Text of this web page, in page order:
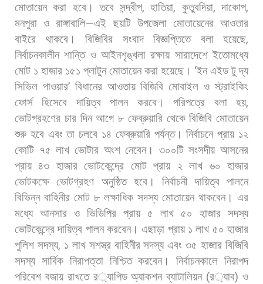
মোতায়েন করা হবে। তবে সন্দ্বীপ,হাতিয়া, কুতুবদিয়া,দাকোপ,
মনপুরা ও রাঙ্গাবালি—এই ছয়টি উপজেলা মোতায়েনের আওতার
বাইরে
থাকবে। বিজিবির সংবাদ বিজ্ঞপ্তিতে বলা হয়েছে,
নির্বাচনকালীন শান্তি ও আইনশৃঙ্খলা রক্ষায় সারাদেশে ইতোমধ্যে
মোট ১ হাজার ১৫১ প্লাটুন মোতায়েন করা হয়েছে। ‘ইন এইড টু দ্য
সিভিল পাওয়ার’ বিধানের আওতায় বিজিবি মোবাইল ও স্ট্রাইকিং
ফোর্স
হিসেবে দায়িত্ব পালন করবে। পরিপত্রে বলা হয়,
ভোটগ্রহণের চার দিন আগে ৮ ফেব্রুয়ারি থেকে বিজিবি মোতায়েন
শুরু হবে এবং তা চলবে ১৪ ফেব্রুয়ারি পর্যন্ত। নির্বাচনে প্রায় ১২
কোটি ৭৫ লাখ ভোটার অংশ নেবেন। ৩০০টি সংসদীয় আসনের
প্রায় ৪৩ হাজার ভোটকেন্দ্রে মোট প্রায় ২ লাখ ৬০
হাজার
ভোটকক্ষে ভোটগ্রহণ অনুষ্ঠিত হবে। নির্বাচনী দায়িত্ব পালনে
বিভিন্ন বাহিনীর মোট ৮ লক্ষাধিক সদস্য মোতায়েন থাকবেন। এর
মধ্যে আনসার ও ভিডিপির প্রায় ৫ লাখ ৫০ হাজার সদস্য
ভোটকেন্দ্রে দায়িত্ব পালন করবেন। এছাড়া প্রায় ১ লাখ ৫০ হাজার
পুলিশ সদস্য, ১ লাখ সশস্ত্র বাহিনীর সদস্য এবং ৩৫ হাজার বিজিবি
সদস্য সার্বিক নিরাপত্তা নিশ্চিত করবেন। নির্বাচনকালে নিরাপদ
পরিবেশ বজায় রাখতে র্যাপিড অ্যাকশন ব্যাটালিয়ন(র্যাব)ও